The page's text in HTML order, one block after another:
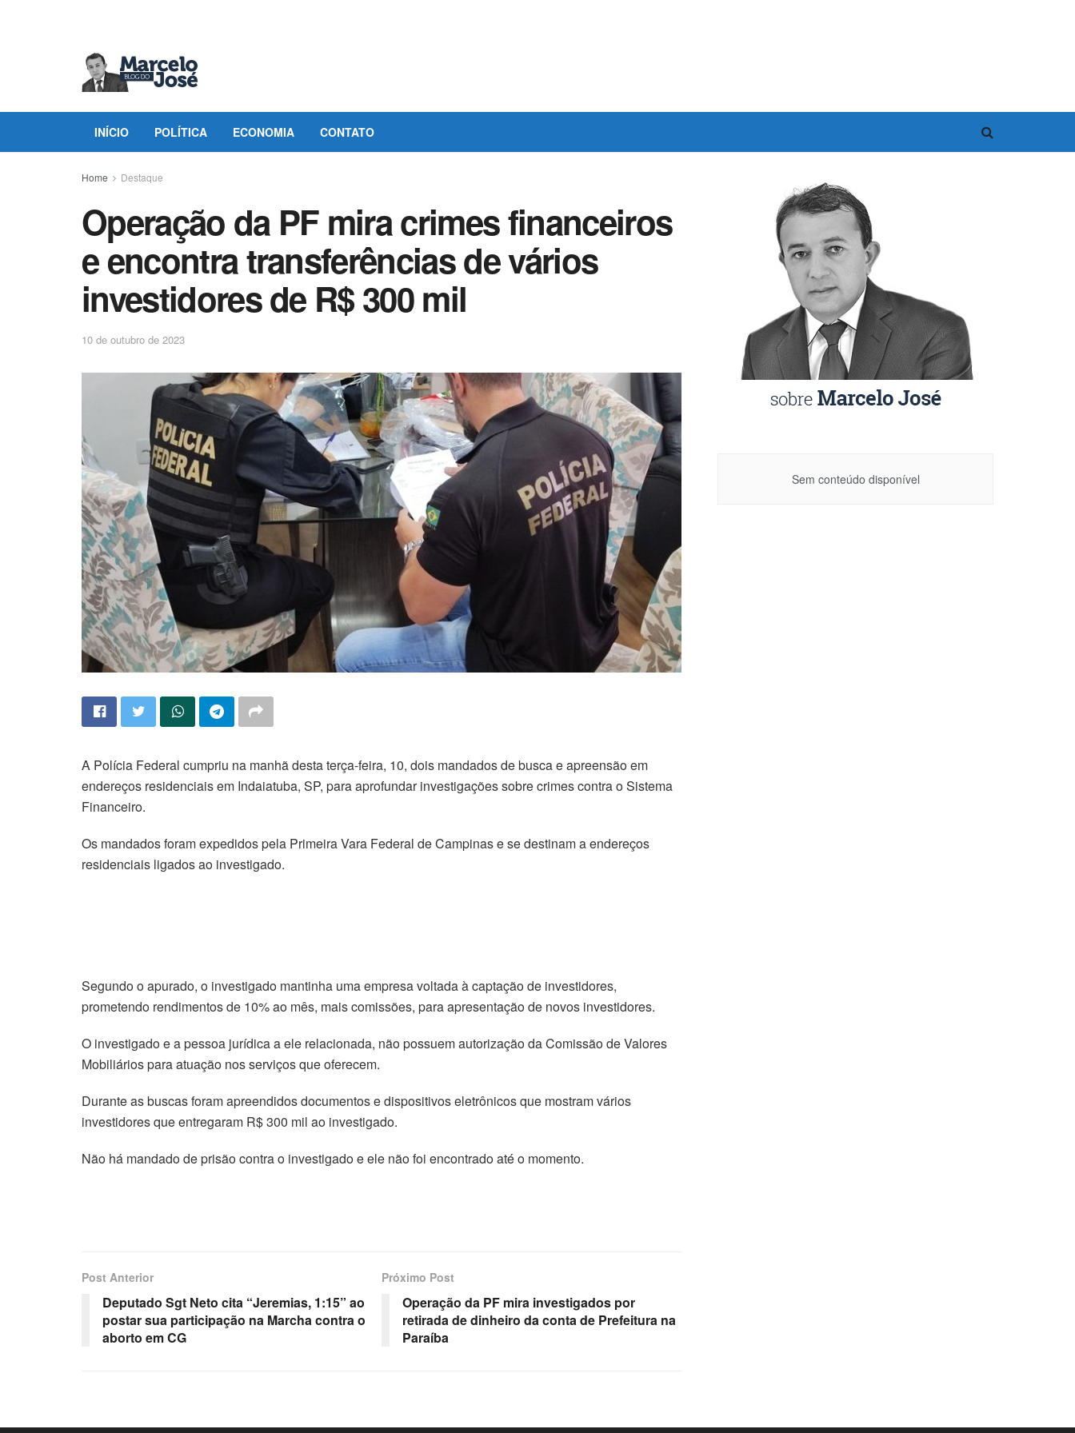
INÍCIO POLÍTICA ECONOMIA CONTATO
Home Destaque
Operação da PF mira crimes financeiros
e encontra transferências de vários
investidores de R$ 300 mil
10 de outubro de 2023
A Polícia Federal cumpriu na manhã desta terça-feira, 10, dois mandados de busca e apreensão em
endereços residenciais em Indaiatuba, SP, para aprofundar investigações sobre crimes contra o Sistema
Financeiro.
Os mandados foram expedidos pela Primeira Vara Federal de Campinas e se destinam a endereços
residenciais ligados ao investigado.
Segundo o apurado, o investigado mantinha uma empresa voltada à captação de investidores,
prometendo rendimentos de 10% ao mês, mais comissões, para apresentação de novos investidores.
O investigado e a pessoa jurídica a ele relacionada, não possuem autorização da Comissão de Valores
Mobiliários para atuação nos serviços que oferecem.
Durante as buscas foram apreendidos documentos e dispositivos eletrônicos que mostram vários
investidores que entregaram R$ 300 mil ao investigado.
Não há mandado de prisão contra o investigado e ele não foi encontrado até o momento.
Post Anterior
Deputado Sgt Neto cita “Jeremias, 1:15” ao
postar sua participação na Marcha contra o
aborto em CG
Próximo Post
Operação da PF mira investigados por
retirada de dinheiro da conta de Prefeitura na
Paraíba
Sem conteúdo disponível